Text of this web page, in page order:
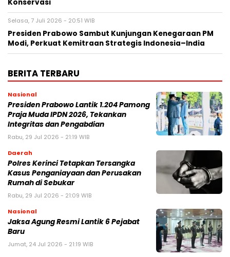
Konservasi
Selasa, 7 Juli 2026 - 20:51 WIB
Presiden Prabowo Sambut Kunjungan Kenegaraan PM
Modi, Perkuat Kemitraan Strategis Indonesia–India
BERITA TERBARU
Nasional
Presiden Prabowo Lantik 1.204 Pamong
Praja Muda IPDN 2026, Tekankan
Integritas dan Pengabdian
Rabu, 29 Jul 2026 - 21:19 WIB
Daerah
Polres Kerinci Tetapkan Tersangka
Kasus Penganiayaan dan Perusakan
Rumah di Sebukar
Rabu, 29 Jul 2026 - 21:09 WIB
Nasional
Jaksa Agung Resmi Lantik 6 Pejabat
Baru
Jumat, 24 Jul 2026 - 21:19 WIB